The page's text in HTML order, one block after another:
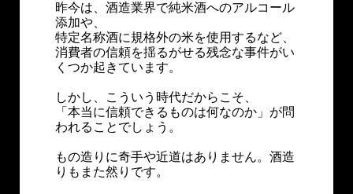
昨今は、酒造業界で純米酒へのアルコール
添加や、
特定名称酒に規格外の米を使用するなど、
消費者の信頼を揺るがせる残念な事件がい
くつか起きています。
しかし、こういう時代だからこそ、
「本当に信頼できるものは何なのか」が問
われることでしょう。
もの造りに奇手や近道はありません。酒造
りもまた然りです。